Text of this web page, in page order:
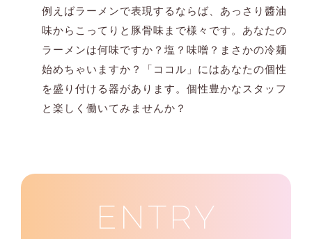
例えばラーメンで表現するならば、あっさり醬油
味からこってりと豚骨味まで様々です。あなたの
ラーメンは何味ですか？塩？味噌？まさかの冷麺
始めちゃいますか？「ココル」にはあなたの個性
を盛り付ける器があります。個性豊かなスタッフ
と楽しく働いてみませんか？
ENTRY